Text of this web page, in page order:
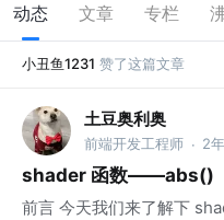
动态 文章 专栏
小丑鱼1231 赞了这篇文章
土豆奥利奥
前端开发工程师 · 2
shader 函数——abs()
前言 今天我们来了解下